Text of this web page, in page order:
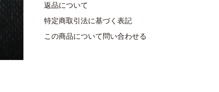
返品について
特定商取引法に基づく表記
この商品について問い合わせる